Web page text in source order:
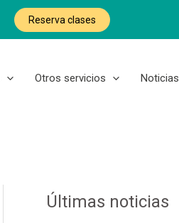
Reserva clases
Otros servicios Noticias
Últimas noticias